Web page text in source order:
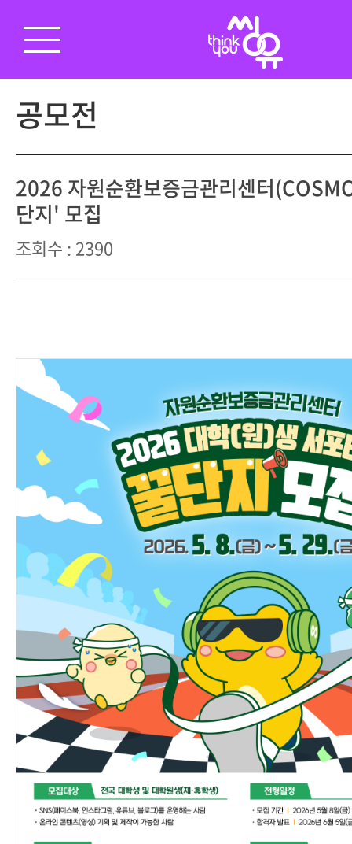
공모전
2026 자원순환보증금관리센터
단지' 모집
조회수 : 2390